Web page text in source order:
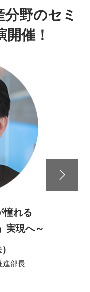
野のセミ
催！
憧れる
実現へ～
進部長